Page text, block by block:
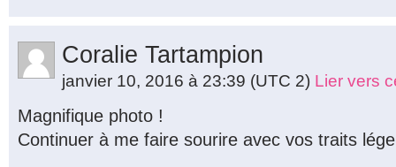
Coralie Tartampion
janvier 10, 2016 à 23:39 (UTC 2) Lier vers
Magnifique photo !
Continuer à me faire sourire avec vos traits